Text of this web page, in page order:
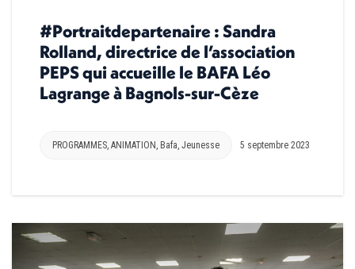
#Portraitdepartenaire : Sandra
Rolland, directrice de l’association
PEPS qui accueille le BAFA Léo
Lagrange à Bagnols-sur-Cèze
PROGRAMMES, ANIMATION , Bafa, Jeunesse 5 septembre 2023